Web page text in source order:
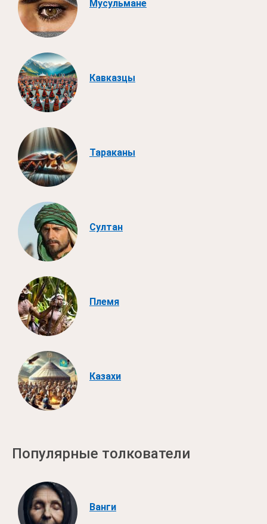
Мусульмане
Кавказцы
Тараканы
Султан
Племя
Казахи
Популярные толкователи
Ванги